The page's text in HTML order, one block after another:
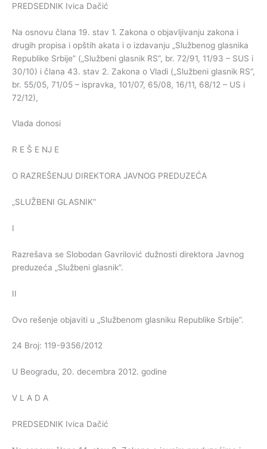
PREDSEDNIK Ivica Dačić
Na osnovu člana 19. stav 1. Zakona o objavljivanju zakona i
drugih propisa i opštih akata i o izdavanju „Službenog glasnika
Republike Srbije” („Službeni glasnik RS”, br. 72/91, 11/93 – SUS i
30/10) i člana 43. stav 2. Zakona o Vladi („Službeni glasnik RS”,
br. 55/05, 71/05 – ispravka, 101/07, 65/08, 16/11, 68/12 – US i
72/12),
Vlada donosi
R E Š E NJ E
O RAZREŠENJU DIREKTORA JAVNOG PREDUZEĆA
„SLUŽBENI GLASNIK”
I
Razrešava se Slobodan Gavrilović dužnosti direktora Javnog
preduzeća „Službeni glasnik”.
II
Ovo rešenje objaviti u „Službenom glasniku Republike Srbije”.
24 Broj: 119-9356/2012
U Beogradu, 20. decembra 2012. godine
V L A D A
PREDSEDNIK Ivica Dačić